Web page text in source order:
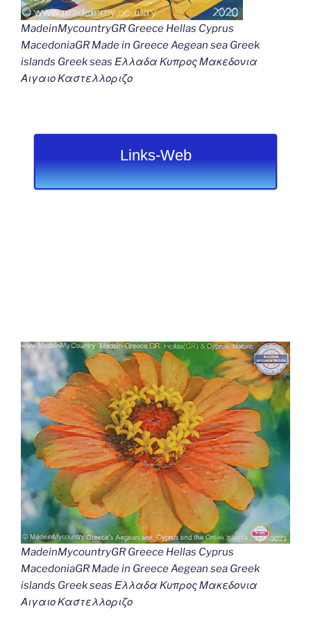
MadeinMycountryGR Greece Hellas Cyprus
MacedoniaGR Made in Greece Aegean sea Greek
islands Greek seas Ελλαδα Κυπρος Μακεδονια
Αιγαιο Καστελλοριζο
Links-Web
MadeinMycountryGR Greece Hellas Cyprus
MacedoniaGR Made in Greece Aegean sea Greek
islands Greek seas Ελλαδα Κυπρος Μακεδονια
Αιγαιο Καστελλοριζο